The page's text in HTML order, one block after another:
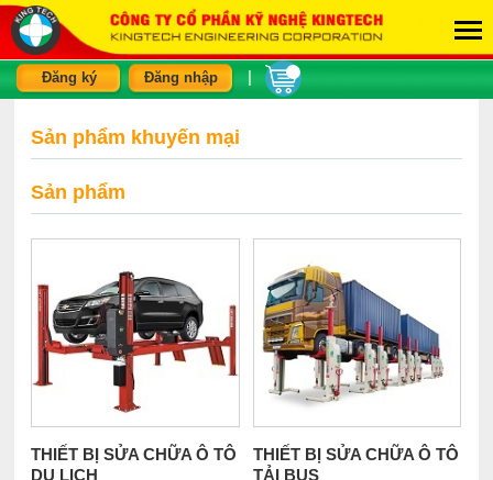
Đăng ký Đăng nhập
Sản phẩm khuyến mại
Sản phẩm
THIẾT BỊ SỬA CHỮA Ô TÔ
DU LỊCH
THIẾT BỊ SỬA CHỮA Ô TÔ
TẢI BUS